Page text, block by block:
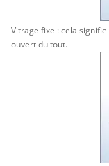
Vitrage fixe : cela
ouvert du tout.